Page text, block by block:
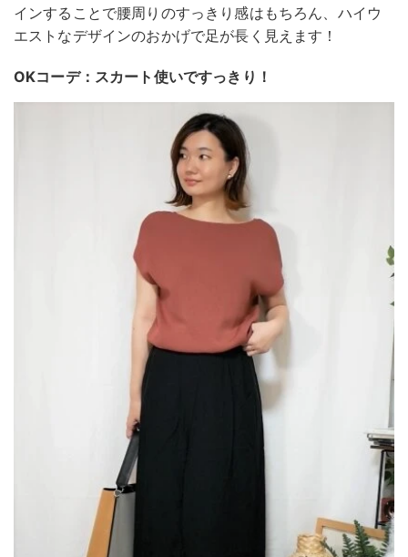
インすることで腰周りのすっきり感はもちろん、ハイウ
エストなデザインのおかげで足が長く見えます！
OKコーデ：スカート使いですっきり！